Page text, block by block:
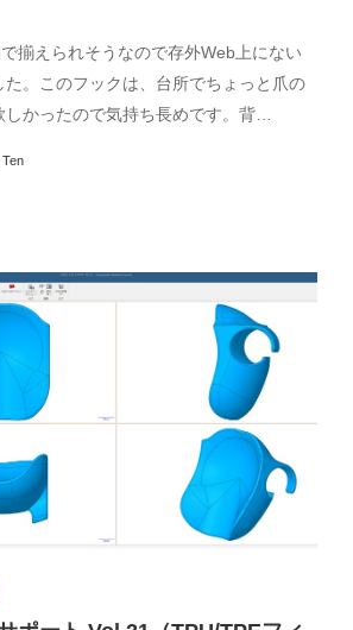
揃えられそうなので存外Web上にない
。このフックは、台所でちょっと爪の
しかったので気持ち長めです。背…
Ten